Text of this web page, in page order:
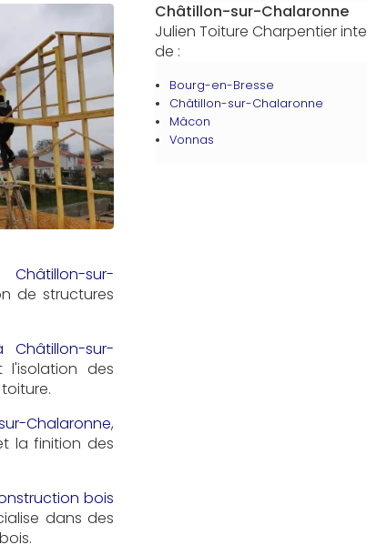
sur-
de structures
Châtillon-sur-
des
Chalaronne,
la finition des
bois
dans des
Châtillon-sur-Chalaronne
Julien Toiture Charpentier
de :
Bourg-en-Bresse
Châtillon-sur-Chalaronne
Mâcon
Vonnas